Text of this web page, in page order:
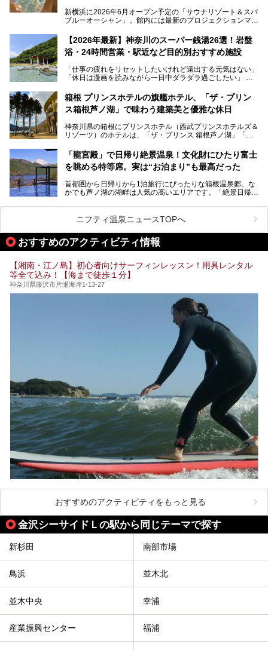
新横浜に2026年6月オープン予定の「サウナリゾート＆スパ
ブルーオーシャン」。館内には最新のプロジェクションマッ
的な“没入感（イマーシブ）”を体験できます。
今回は、そんな大注目の施設に一足先にお邪魔し、その全貌
を見学させていただきました！
サウナ室の中に咲き誇る桜、魚たちが泳ぐ水風呂、そしてバ
リのビーチを思わせる休憩スペース…。驚きの連続だった館
内の様子をレポートします！
【2026年最新】神奈川のスーパー銭湯26選！岩盤
浴・24時間営業・駅近など目的別おすすめ施設
「仕事の疲れをリセットしたいけれど遠出する元気はない」
「休日は漫画を読みながら一日中ダラダラ過ごしたい」
たい」
そんな「癒やされたい」という願いを叶えてくれるのが、神
神奈川県には、サウナや岩盤浴、一日中遊べるエンタメ施設
など、“非日常”を味わえるスーパー銭湯が数多く揃っていま
う」という人も多いはず。
そこで今回は、神奈川県内の人気施設26選を「安さ」「岩
業」「駅近」など、目的別に厳選して紹介します。
今の気分にぴったりの施設を見つけて、最高のリフレッシュ
箱根 プリンスホテルの旗艦ホテル、「ザ・プリン
ス箱根芦ノ湖」で味わう建築美と優雅な休日
神奈川県の箱根にプリンスホテル（西武プリンスホテルズ＆
リゾーツ）のホテルは、「ザ・プリンス 箱根芦ノ湖」「芦
「箱根仙石原プリンスホテル」と4軒あり、今回ご紹介する
「ザ・プリンス 箱根芦ノ湖」は、その中でもフラッグシッ
プ（旗艦）に位置づけられる特別なホテルです。
昭和の日本を代表する建築家の一人、村野藤吾が芦ノ湖の畔
に建てた桃源郷のようなホテルがここ。自家源泉の温泉や、
提供元：株式会社西武・プリンスホテルズワールドワイド
【PR】
この記事はザ・プリンス 箱根芦ノ湖のPR記事です。
「龍宮殿」で日帰り絶景温泉！文化財にひたり富士
を眺める特等席。実は“お泊まり”も最高だった
首都圏から日帰りから1泊旅行にぴったりな箱根温泉郷。な
かでも芦ノ湖の湖畔は人気の高いエリアです。「絶景日帰り
が楽しめるまさに眺望自慢の日帰り温泉。
そしてここは全24室の「箱根 芦ノ湖畔蛸川温泉 龍宮殿」と
して宿泊もできます。宿泊者は「龍宮殿本館」の営業時間に
加えて、朝6時からの宿泊者専用時間帯にも「龍宮殿本館」
のお風呂が利用できます。
今回は日帰り温泉としての「絶景日帰り温泉 龍宮殿本館
（以下、龍宮殿本館）」と、旅館としての「箱根 芦ノ湖畔
蛸川温泉 龍宮殿（以下、龍宮殿）」の両方の魅力をたっぷ
りお伝えします！
ここは箱根神社、九頭龍神社、白龍神社、箱根元宮と箱根の
4つの神社に囲まれたパワースポットです。
提供元：株式会社西武・プリンスホテルズワールドワイド
この記事は箱根 芦ノ湖畔蛸川温泉 龍宮殿のPR記事です。
ニフティ温泉ニュースTOPへ
おすすめのアクティビティ情報
【湘南・江ノ島】初心者向けサーフィンレッスン！用具レンタル
等全て込み！【海まで徒歩１分】
神奈川県藤沢市片瀬海岸1-13-27
おすすめのアクティビティをもっと見る
金沢シーサイドＬの駅から同じテーマで探す
新杉田 南部市場
鳥浜 並木北
並木中央 幸浦
産業振興センター 福浦